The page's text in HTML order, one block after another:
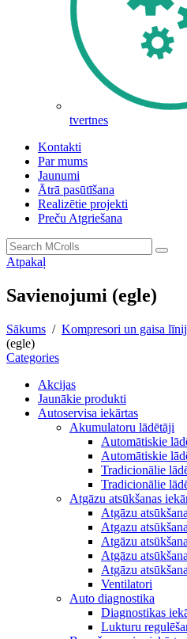
tvertnes
Kontakti
Par mums
Jaunumi
Ātrā pasūtīšana
Realizētie projekti
Preču Atgriešana
Atpakaļ
Savienojumi (egle)
Sākums / Kompresori un gaisa
(egle)
Categories
Akcijas
Jaunākie produkti
Autoservisa iekārtas
Akumulatoru lādētāji
Automātiskie
Automātiskie
Tradicionālie
Tradicionālie
Atgāzu atsūkšanas
Atgāzu
Atgazu
Atgāzu
Atgāzu
Atgāzu
Ventilatori
Auto diagnostika
Diagnostikas
Lukturu